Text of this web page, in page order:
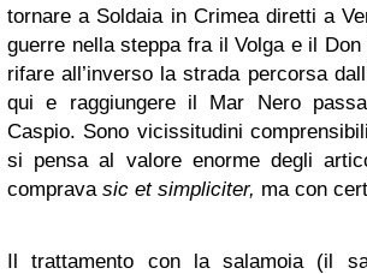
tornare a Soldaia in Crimea diretti a
guerre nella steppa fra il Volga e il
rifare all’inverso la strada percorsa
qui e raggiungere il Mar Nero
Caspio. Sono vicissitudini
si pensa al valore enorme degli
comprava sic et simpliciter, ma con
Il trattamento con la salamoia (il